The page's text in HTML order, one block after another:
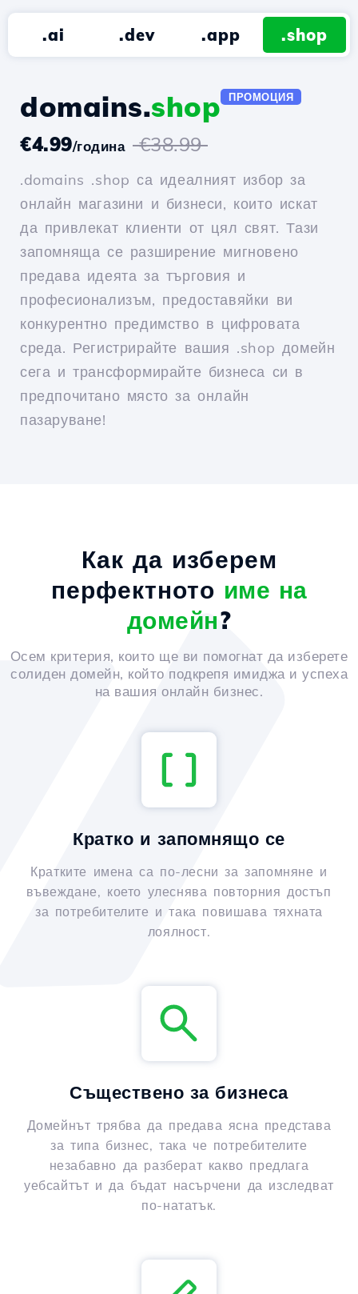
.ai .dev .app .shop
domains.shop ПРОМОЦИЯ
€4.99/година €38.99
.domains .shop са идеалният избор за
онлайн магазини и бизнеси, които искат
да привлекат клиенти от цял свят. Тази
запомняща се разширение мигновено
предава идеята за търговия и
професионализъм, предоставяйки ви
конкурентно предимство в цифровата
среда. Регистрирайте вашия .shop домейн
сега и трансформирайте бизнеса си в
предпочитано място за онлайн
пазаруване!
Как да изберем
перфектното име на
домейн?
Осем критерия, които ще ви помогнат да изберете
солиден домейн, който подкрепя имиджа и успеха
на вашия онлайн бизнес.
Кратко и запомнящо се
Кратките имена са по-лесни за запомняне и
въвеждане, което улеснява повторния достъп
за потребителите и така повишава тяхната
лоялност.
Съществено за бизнеса
Домейнът трябва да предава ясна представа
за типа бизнес, така че потребителите
незабавно да разберат какво предлага
уебсайтът и да бъдат насърчени да изследват
по-нататък.